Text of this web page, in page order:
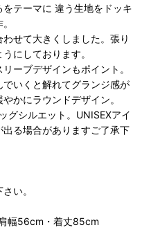
テーマに 違う生地をドッキ
せて大きくしました。張り
にしております。
ーブデザインもポイント。
でいくと解れてグランジ感が
かにラウンドデザイン。
グシルエット。UNISEXアイ
る場合がありますご了承下
い。
幅56cm・着丈85cm